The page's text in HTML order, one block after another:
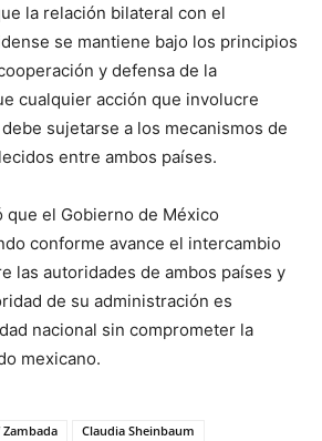
la relación bilateral con el
se mantiene bajo los principios
y defensa de la
cualquier acción que involucre
sujetarse a los mecanismos de
entre ambos países.
que el Gobierno de México
conforme avance el intercambio
las autoridades de ambos países y
de su administración es
nacional sin comprometer la
mexicano.
Zambada Claudia Sheinbaum